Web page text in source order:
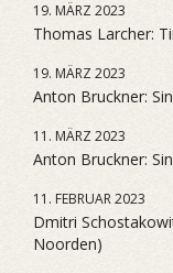
19. MÄRZ 2023
Thomas Larcher:
19. MÄRZ 2023
Anton Bruckner:
11. MÄRZ 2023
Anton Bruckner:
11. FEBRUAR 2023
Dmitri
Noorden)